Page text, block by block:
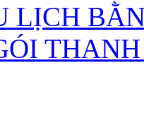
LỊCH